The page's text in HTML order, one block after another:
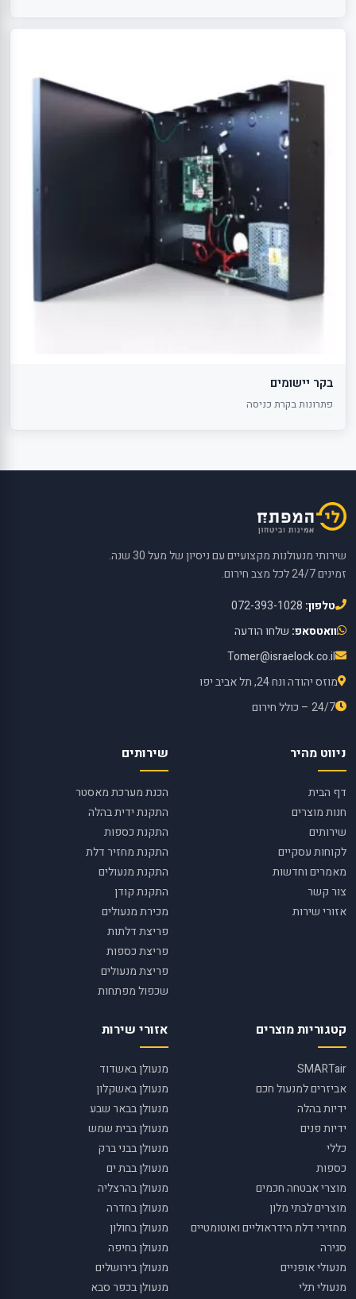
בקר יישומים
פתרונות בקרת כניסה
שירותי מנעולנות מקצועיים עם ניסיון של מעל 30 שנה.
זמינים 24/7 לכל מצב חירום.
טלפון: 072-393-1028
וואטסאפ: שלחו הודעה
Tomer@israelock.co.il
מוזס יהודה ונח 24, תל אביב יפו
24/7 – כולל חירום
ניווט מהיר
דף הבית
חנות מוצרים
שירותים
לקוחות עסקיים
מאמרים וחדשות
צור קשר
אזורי שירות
שירותים
הכנת מערכת מאסטר
התקנת ידית בהלה
התקנת כספות
התקנת מחזיר דלת
התקנת מנעולים
התקנת קודן
מכירת מנעולים
פריצת דלתות
פריצת כספות
פריצת מנעולים
שכפול מפתחות
קטגוריות מוצרים
SMARTair
אביזרים למנעול חכם
ידיות בהלה
ידיות פנים
כללי
כספות
מוצרי אבטחה חכמים
מוצרים לבתי מלון
מחזירי דלת הידראוליים ואוטומטיים
סגירה
מנעולי אופניים
מנעולי תלי
אזורי שירות
מנעולן באשדוד
מנעולן באשקלון
מנעולן בבאר שבע
מנעולן בבית שמש
מנעולן בבני ברק
מנעולן בבת ים
מנעולן בהרצליה
מנעולן בחדרה
מנעולן בחולון
מנעולן בחיפה
מנעולן בירושלים
מנעולן בכפר סבא